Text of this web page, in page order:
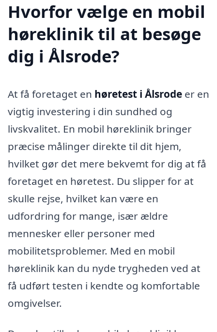
Hvorfor vælge en mobil
høreklinik til at besøge
dig i Ålsrode?
At få foretaget en høretest i Ålsrode er en
vigtig investering i din sundhed og
livskvalitet. En mobil høreklinik bringer
præcise målinger direkte til dit hjem,
hvilket gør det mere bekvemt for dig at få
foretaget en høretest. Du slipper for at
skulle rejse, hvilket kan være en
udfordring for mange, især ældre
mennesker eller personer med
mobilitetsproblemer. Med en mobil
høreklinik kan du nyde trygheden ved at
få udført testen i kendte og komfortable
omgivelser.